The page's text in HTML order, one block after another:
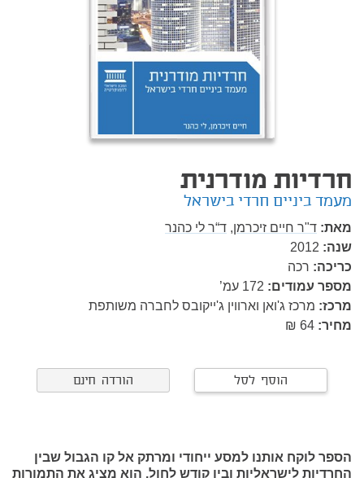
חרדיות מודרנית
מעמד ביניים חרדי בישראל
מאת: ד"ר חיים זיכרמן, ד“ר לי כהנר
שנה: 2012
כריכה: רכה
מספר עמודים: 172 עמ’
מרכז: מרכז ג'ואן וארווין ג'ייקובס לחברה משותפת
מחיר:
הוסף לסל הורדה חינם
הספר לוקח אותנו למסע ייחודי ומרתק אל קו הגבול שבין
החרדיות לישראליות ובין קודש לחול. הוא מציג את התמורות